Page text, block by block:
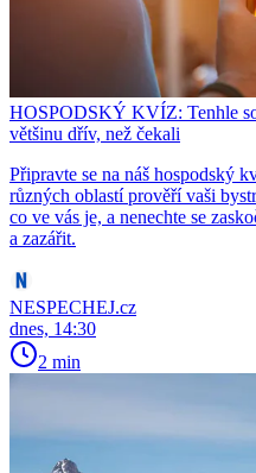
HOSPODSKÝ KVÍZ: Tenhle
většinu dřív, než čekali
Připravte se na náš hospodský
různých oblastí prověří vaši
co ve vás je, a nenechte se
a zazářit.
NESPECHEJ.cz
dnes, 14:30
2 min